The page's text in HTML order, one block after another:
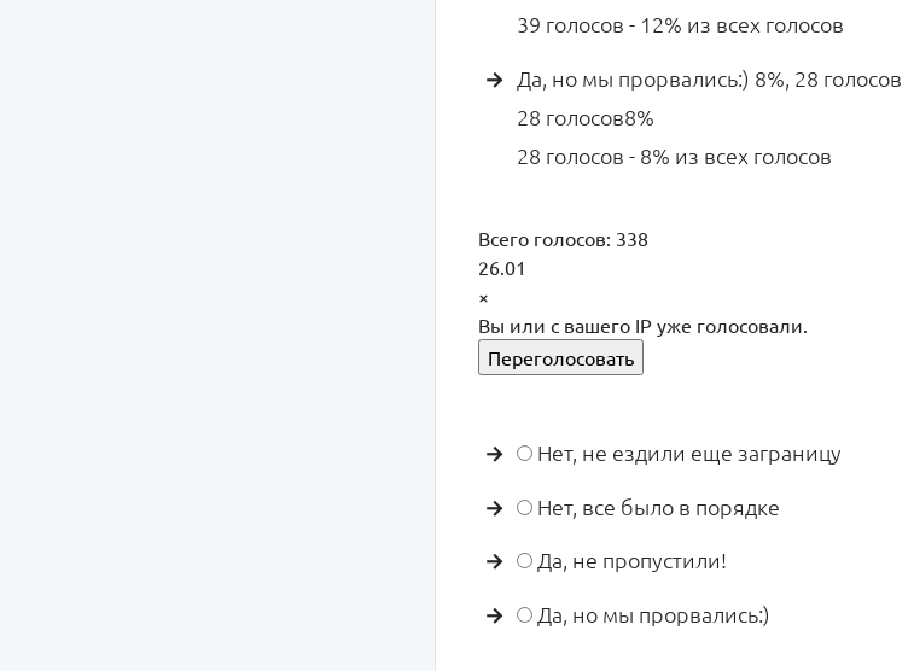
39 голосов - 12% из всех голосов
Да, но мы прорвались:) 8%, 28 голосов
28 голосов8%
28 голосов - 8% из всех голосов
Всего голосов: 338
26.01
×
Вы или с вашего IP уже голосовали.
Нет, не ездили еще заграницу
Нет, все было в порядке
Да, не пропустили!
Да, но мы прорвались:)